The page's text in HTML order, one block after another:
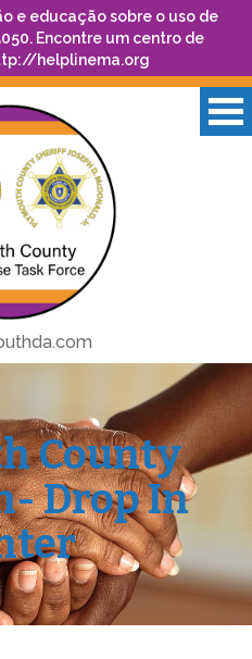
e educação sobre o uso de
Encontre um centro de
helplinema.org
County
Drop In